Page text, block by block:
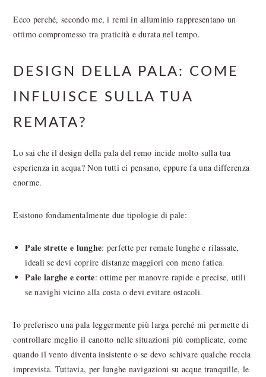
Ecco perché, secondo me, i remi in alluminio rappresentano un
ottimo compromesso tra praticità e durata nel tempo.
DESIGN DELLA PALA: COME
INFLUISCE SULLA TUA
REMATA?
Lo sai che il design della pala del remo incide molto sulla tua
esperienza in acqua? Non tutti ci pensano, eppure fa una differenza
enorme.
Esistono fondamentalmente due tipologie di pale:
Pale strette e lunghe: perfette per remate lunghe e rilassate,
ideali se devi coprire distanze maggiori con meno fatica.
Pale larghe e corte: ottime per manovre rapide e precise, utili
se navighi vicino alla costa o devi evitare ostacoli.
Io preferisco una pala leggermente più larga perché mi permette di
controllare meglio il canotto nelle situazioni più complicate, come
quando il vento diventa insistente o se devo schivare qualche roccia
imprevista. Tuttavia, per lunghe navigazioni su acque tranquille, le